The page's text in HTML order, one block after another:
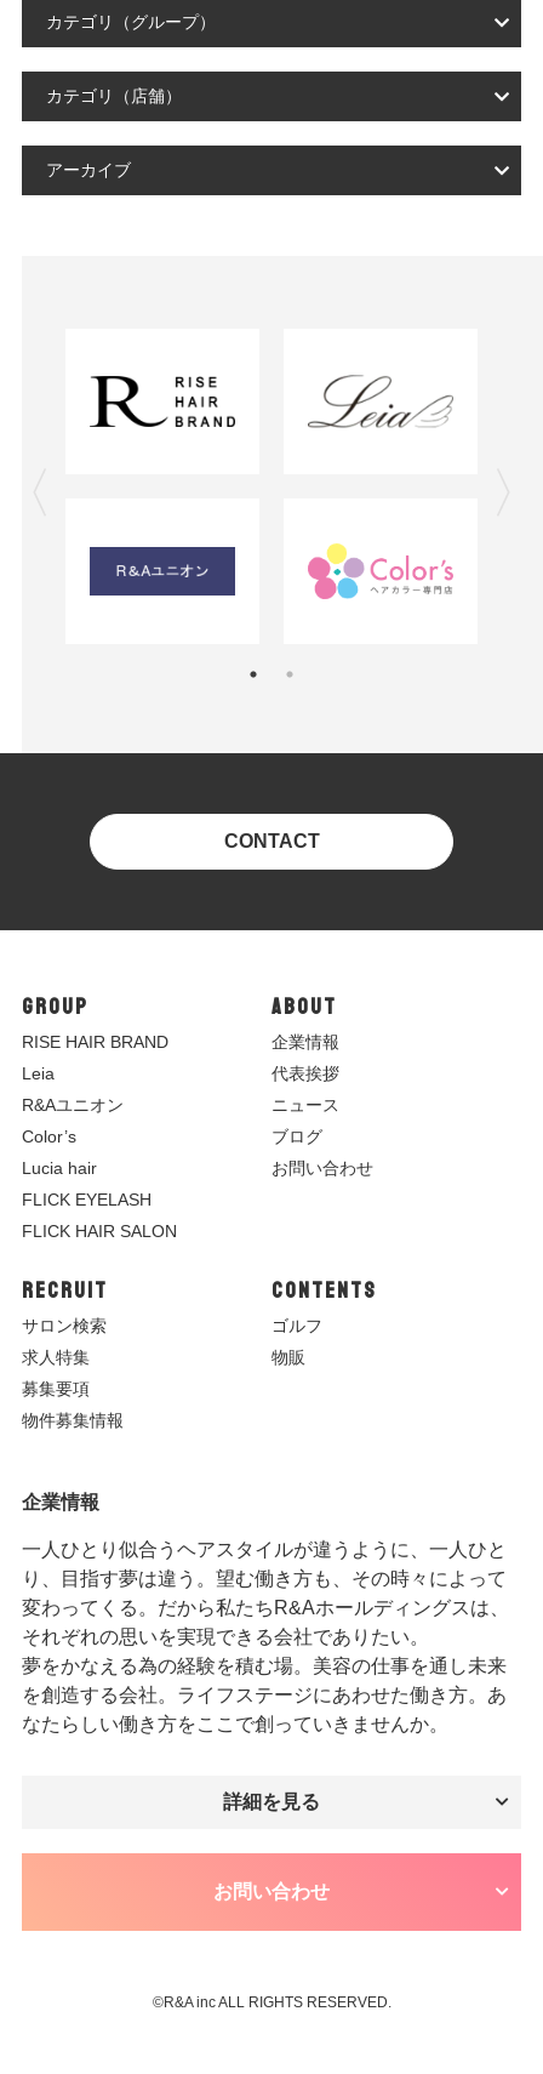
カテゴリ（グループ）
カテゴリ（店舗）
アーカイブ
CONTACT
GROUP
RISE HAIR BRAND
Leia
R&Aユニオン
Color’s
Lucia hair
FLICK EYELASH
FLICK HAIR SALON
ABOUT
企業情報
代表挨拶
ニュース
ブログ
お問い合わせ
RECRUIT
サロン検索
求人特集
募集要項
物件募集情報
CONTENTS
ゴルフ
物販
企業情報
一人ひとり似合うヘアスタイルが違うように、一人ひと
り、目指す夢は違う。望む働き方も、その時々によって
変わってくる。だから私たちR&Aホールディングスは、
それぞれの思いを実現できる会社でありたい。
夢をかなえる為の経験を積む場。美容の仕事を通し未来
を創造する会社。ライフステージにあわせた働き方。あ
なたらしい働き方をここで創っていきませんか。
詳細を見る
お問い合わせ
©︎R&A inc ALL RIGHTS RESERVED.